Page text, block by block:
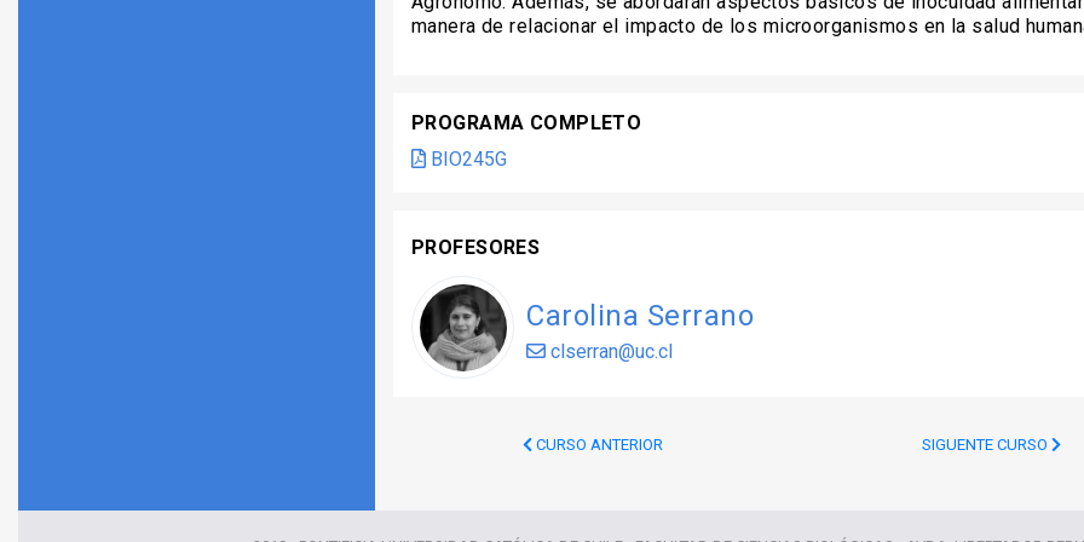
manera de relacionar el impacto de los microorganismos en la salud
PROGRAMA COMPLETO
BIO245G
PROFESORES
Carolina Serrano
clserran@uc.cl
CURSO ANTERIOR SIGUENTE CURSO